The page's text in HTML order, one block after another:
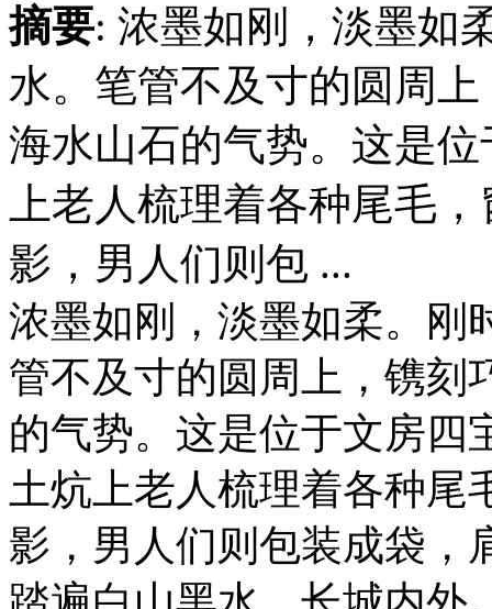
摘要: 浓墨如刚，淡墨如
水。笔管不及寸的圆周
海水山石的气势。这是
上老人梳理着各种尾毛
影，男人们则包 ...
浓墨如刚，淡墨如柔。刚
管不及寸的圆周上，镌刻
的气势。这是位于文房四
土炕上老人梳理着各种尾
影，男人们则包装成袋，